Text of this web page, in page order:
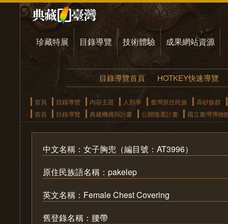
珍藏特展 目錄導覽 技術體驗 成果網站資源
目錄導覽首頁 HOTKEY快速導覽
首頁 目錄導覽 內容主題 人類學 臺灣原住民族
高砂族群
首頁
目錄導覽 典藏機構與計畫 公開徵選計畫 國立臺灣博物
中文名稱：女子胸兜（編目號：AT3996）
原住民族語名稱：pakelep
英文名稱：Female Chest Covering
舊登錄名稱：腰帶